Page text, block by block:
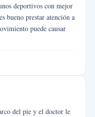
deportivos con mejor
bueno prestar atención a
puede causar
del pie y el doctor le